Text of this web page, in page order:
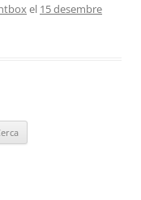
el 15 desembre